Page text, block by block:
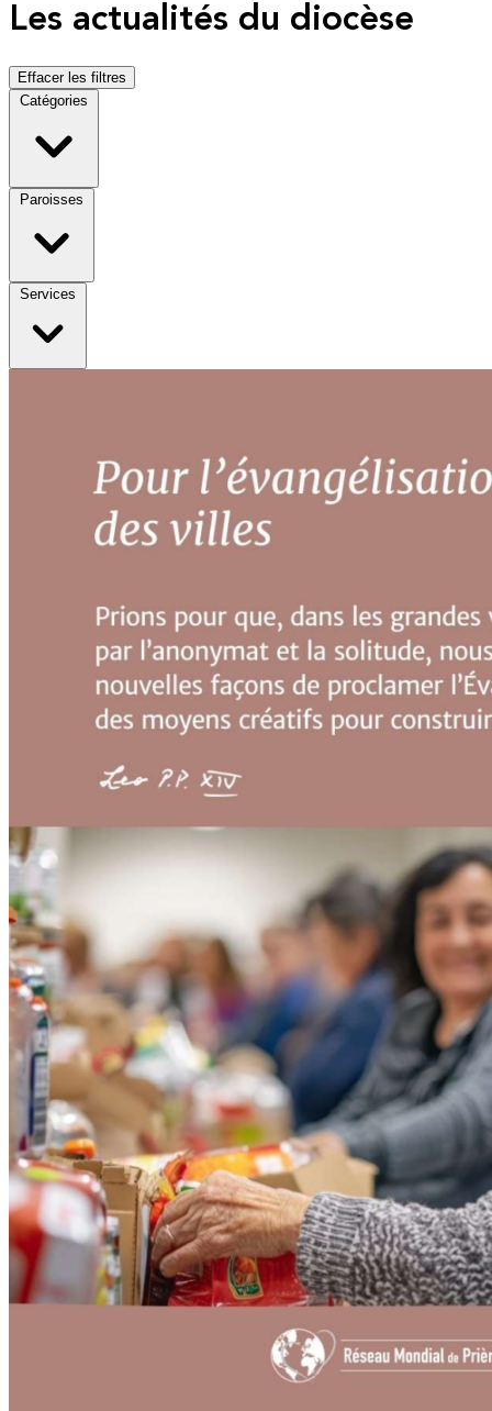
Les actualités du diocèse
Effacer les filtres
Catégories
Paroisses
Services